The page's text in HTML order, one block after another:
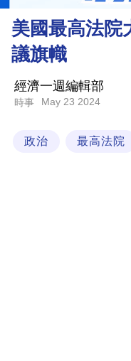
財
業
科
美國最高法院
議旗幟
經濟一週編輯部
時事 May 23 2024
政治 最高法院